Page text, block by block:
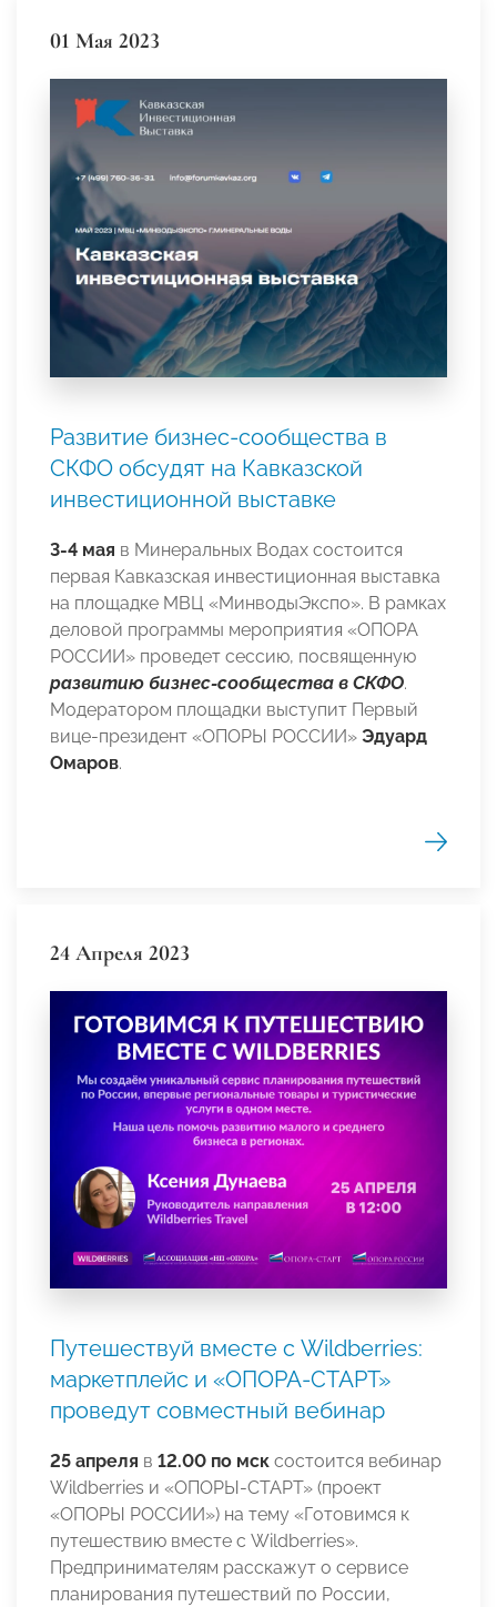
01 Мая 2023
Развитие бизнес-сообщества в
СКФО обсудят на Кавказской
инвестиционной выставке
3-4 мая в Минеральных Водах состоится
первая Кавказская инвестиционная выставка
на площадке МВЦ «МинводыЭкспо». В рамках
деловой программы мероприятия «ОПОРА
РОССИИ» проведет сессию, посвященную
развитию бизнес-сообщества в СКФО.
Модератором площадки выступит Первый
вице-президент «ОПОРЫ РОССИИ» Эдуард
Омаров.
24 Апреля 2023
Путешествуй вместе с Wildberries:
маркетплейс и «ОПОРА-СТАРТ»
проведут совместный вебинар
25 апреля в 12.00 по мск состоится вебинар
Wildberries и «ОПОРЫ-СТАРТ» (проект
«ОПОРЫ РОССИИ») на тему «Готовимся к
путешествию вместе с Wildberries».
Предпринимателям расскажут о сервисе
планирования путешествий по России,